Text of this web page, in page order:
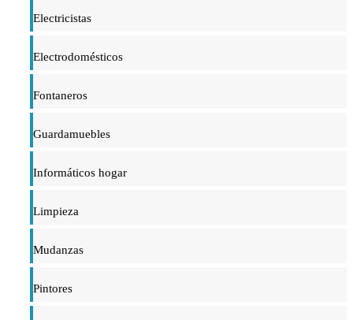
Electricistas
Electrodomésticos
Fontaneros
Guardamuebles
Informáticos hogar
Limpieza
Mudanzas
Pintores